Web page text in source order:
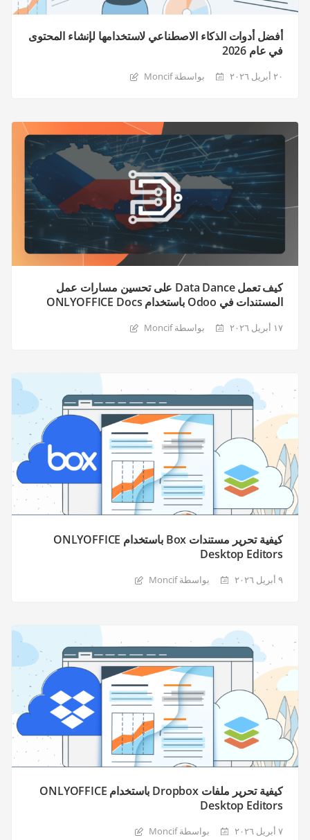
أفضل أدوات الذكاء الاصطناعي لاستخدامها لإنشاء المحتوى
في عام 2026
٢٠ أبريل ٢٠٢٦ بواسطة Moncif
كيف تعمل Data Dance على تحسين مسارات عمل
المستندات في Odoo باستخدام ONLYOFFICE Docs
١٧ أبريل ٢٠٢٦ بواسطة Moncif
كيفية تحرير مستندات Box باستخدام ONLYOFFICE
Desktop Editors
٩ أبريل ٢٠٢٦ بواسطة Moncif
كيفية تحرير ملفات Dropbox باستخدام ONLYOFFICE
Desktop Editors
٧ أبريل ٢٠٢٦ بواسطة Moncif